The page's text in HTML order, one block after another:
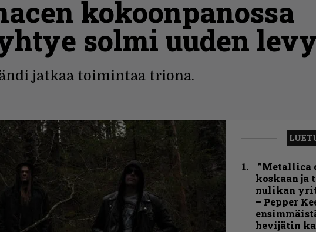
kokoonpanossa
solmi uuden
jatkaa toimintaa triona.
”Metallica
koskaan ja
nulikan
– Pepper
hevijätin